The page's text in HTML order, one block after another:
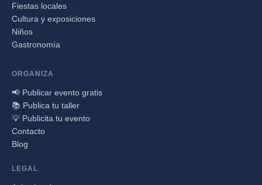
Fiestas locales
Cultura y exposiciones
Niños
Gastronomía
ORGANIZA
📢 Publicar evento gratis
📚 Publica tu taller
💡 Publicita tu evento
Contacto
Blog
LEGAL